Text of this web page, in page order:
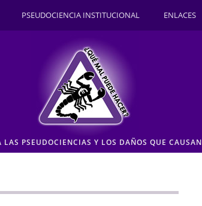
PSEUDOCIENCIA INSTITUCIONAL ENLACES
LAS PSEUDOCIENCIAS Y LOS DAÑOS QUE CAUSAN